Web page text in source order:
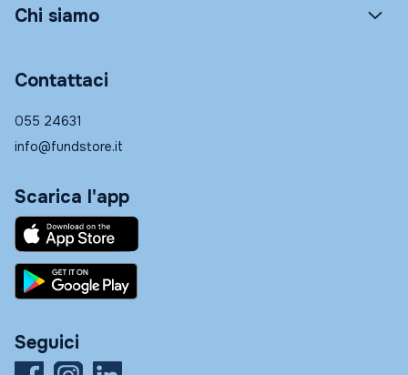
Chi siamo
Contattaci
055 24631
info@fundstore.it
Scarica l'app
Seguici